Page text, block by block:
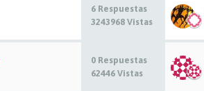
6 Respuestas
3243968 Vistas
0 Respuestas
62446 Vistas